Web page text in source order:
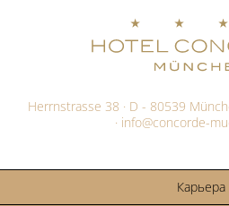
Herrnstrasse 38 · D - 80539
· info@concorde-
Карьера